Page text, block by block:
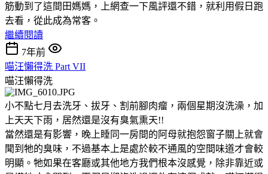
筋動到了這間田媽媽，上網查一下風評還不錯，就利用假日跑
去看，從此成為常客。
繼續閱讀
7年前
喵汪懶得洗 Part VII
喵汪懶得洗
小不點七月去洗牙、拔牙、割前腳肉瘤，兩個星期沒洗澡，加
上天天下雨，居然還是沒有臭氣熏天!!
當然還是有影響，晚上睡同一房間的阿母就抱怨窗子關上就會
聞到牠的臭味，不過基本上是處於較不通風的空間味道才會較
明顯。牠如果在客廳或其他地方我們根本沒感覺，除非靠近或